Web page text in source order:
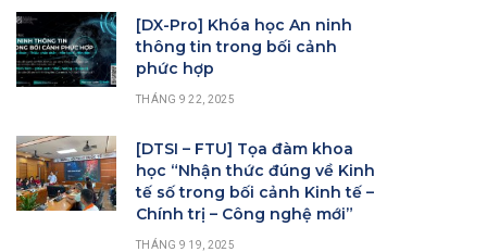
[DX-Pro] Khóa học An ninh
thông tin trong bối cảnh
phức hợp
THÁNG 9 22, 2025
[DTSI – FTU] Tọa đàm khoa
học “Nhận thức đúng về Kinh
tế số trong bối cảnh Kinh tế –
Chính trị – Công nghệ mới”
THÁNG 9 19, 2025